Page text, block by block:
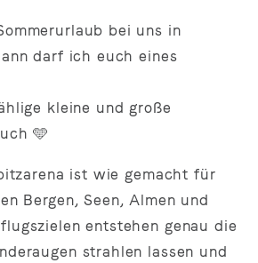
bei uns in
darf ich euch eines
kleine und große
🩵
ist wie gemacht für
Bergen, Seen, Almen und
entstehen genau die
strahlen lassen und